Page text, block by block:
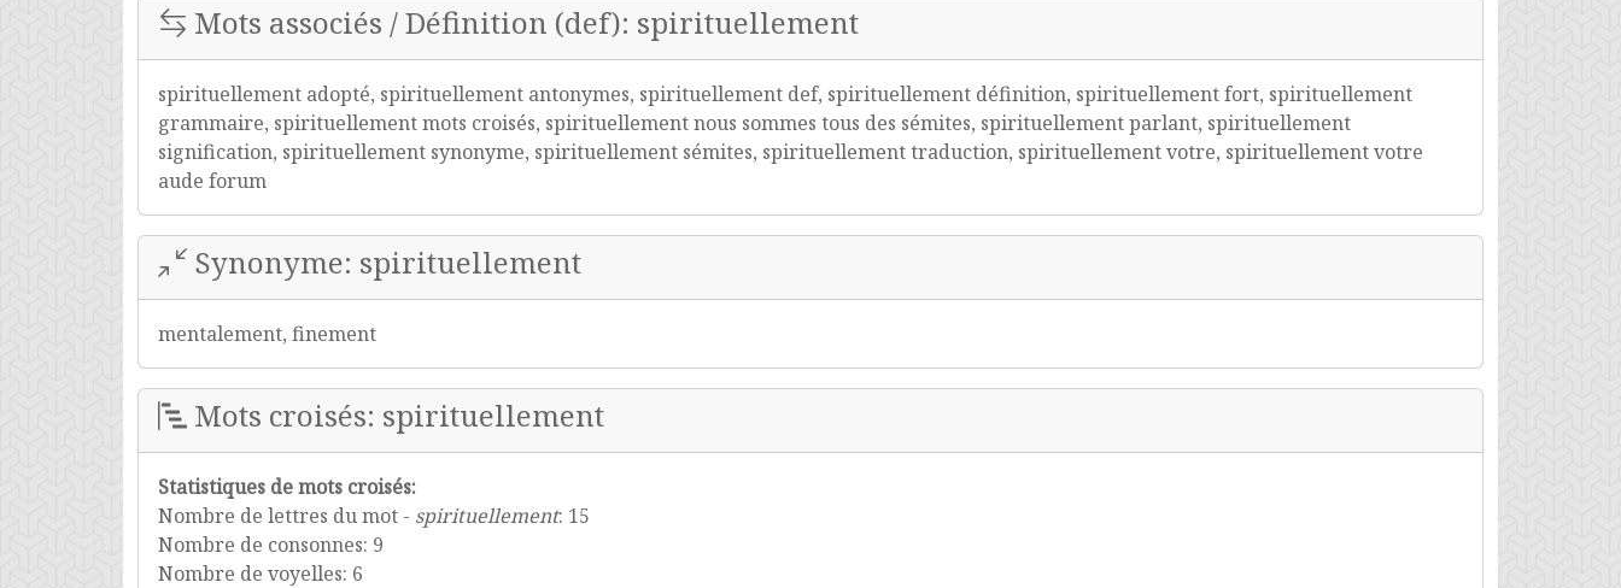
Mots associés / Définition (def): spirituellement
spirituellement adopté, spirituellement antonymes, spirituellement def, spirituellement définition, spirituellement fort, spirituellement
grammaire, spirituellement mots croisés, spirituellement nous sommes tous des sémites, spirituellement parlant, spirituellement
signification, spirituellement synonyme, spirituellement sémites, spirituellement traduction, spirituellement votre, spirituellement votre
aude forum
Synonyme: spirituellement
mentalement, finement
Mots croisés: spirituellement
Statistiques de mots croisés:
Nombre de lettres du mot - spirituellement: 15
Nombre de consonnes: 9
Nombre de voyelles: 6